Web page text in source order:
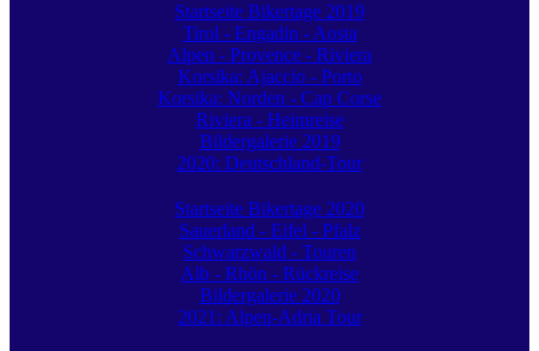
Startseite Bikertage 2019
Tirol - Engadin - Aosta
Alpen - Provence - Riviera
Korsika: Ajaccio - Porto
Korsika: Norden - Cap Corse
Riviera - Heimreise
Bildergalerie 2019
2020: Deutschland-Tour
Startseite Bikertage 2020
Sauerland - Eifel - Pfalz
Schwarzwald - Touren
Alb - Rhön - Rückreise
Bildergalerie 2020
2021: Alpen-Adria Tour